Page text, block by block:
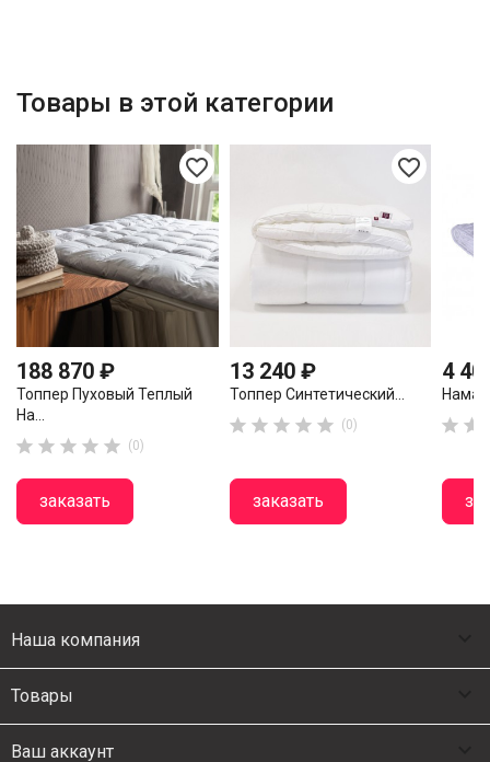
Товары в этой категории
favorite_border
188 870 ₽
Топпер Пуховый Теплый
На...
     (0)
заказать
favorite_border
13 240 ₽
Топпер Синтетический...
     (0)
заказать
4
 
Наша компания
Товары
Ваш аккаунт